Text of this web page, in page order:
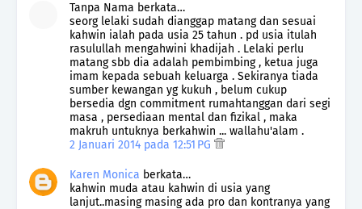
Tanpa Nama berkata…
seorg lelaki sudah dianggap matang dan sesuai
kahwin ialah pada usia 25 tahun . pd usia itulah
rasulullah mengahwini khadijah . Lelaki perlu
matang sbb dia adalah pembimbing , ketua juga
imam kepada sebuah keluarga . Sekiranya tiada
sumber kewangan yg kukuh , belum cukup
bersedia dgn commitment rumahtanggan dari segi
masa , persediaan mental dan fizikal , maka
makruh untuknya berkahwin ... wallahu'alam .
2 Januari 2014 pada 12:51 PG
Karen Monica berkata…
kahwin muda atau kahwin di usia yang
lanjut..masing masing ada pro dan kontranya yang